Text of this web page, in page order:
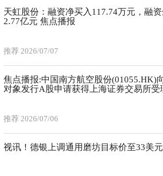
天虹股份：融资净买入117.74万元，融
2.77亿元 焦点播报
推荐 2026/07/07
焦点播报:中国南方航空股份(01055.HK)
对象发行A股申请获得上海证券交易所受
推荐 2026/07/06
视讯！德银上调通用磨坊目标价至33美元